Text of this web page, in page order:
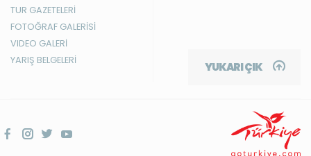
TUR GAZETELERİ
FOTOĞRAF GALERİSİ
VIDEO GALERİ
YARIŞ BELGELERİ
YUKARI ÇIK